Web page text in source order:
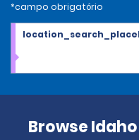
*campo obrigatório
Browse